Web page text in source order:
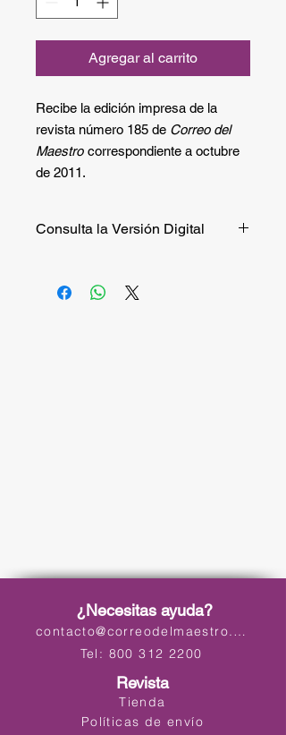
Agregar al carrito
Recibe la edición impresa de la
revista número 185 de Correo del
Maestro correspondiente a octubre
de 2011.
Consulta la Versión Digital
entrando aeste enlace
¿Necesitas ayuda?
contacto@correodelmaestro.com
Tel: 800 312 2200
Revista
Tienda
Políticas de envío